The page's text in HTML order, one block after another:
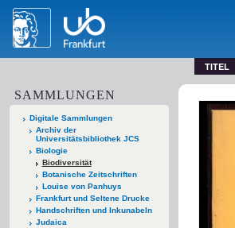
TITEL
SAMMLUNGEN
Digitale Sammlungen
Archiv der
Universitätsbibliothek JCS
Biologie
Biodiversität
Botanische Zeitschriften
Louise von Panhuys
Frankfurt und Seltene Drucke
Handschriften und Inkunabeln
Judaica